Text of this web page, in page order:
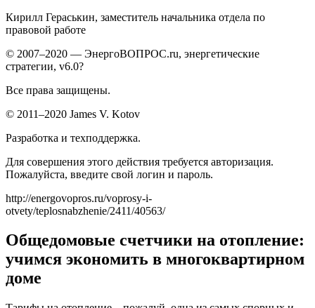
Кирилл Гераськин, заместитель начальника отдела по
правовой работе
© 2007–2020 — ЭнергоВОПРОС.ru, энергетические
стратегии, v6.0?
Все права защищены.
© 2011–2020 James V. Kotov
Разработка и техподдержка.
Для совершения этого действия требуется авторизация.
Пожалуйста, введите свой логин и пароль.
http://energovopros.ru/voprosy-i-
otvety/teplosnabzhenie/2411/40563/
Общедомовые счетчики на отопление:
учимся экономить в многоквартирном
доме